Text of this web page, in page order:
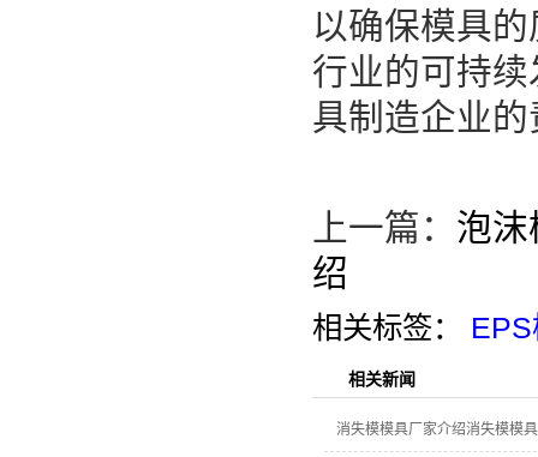
以确保模具
行业的可持
具制造企业
上一篇： 泡沫
绍
相关标签：
相关新闻
消失模模具厂家介绍消失模模